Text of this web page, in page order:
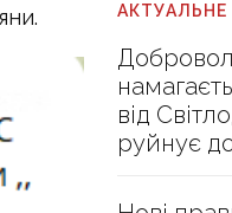
АКТУАЛЬНЕ
від
руйнує